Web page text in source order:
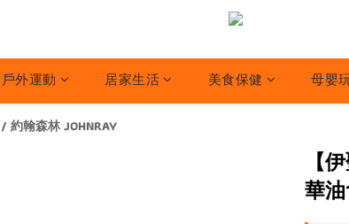
戶外運動 居家生活 美食保健 母嬰
/ 約翰森林 JOHNRAY
【
華